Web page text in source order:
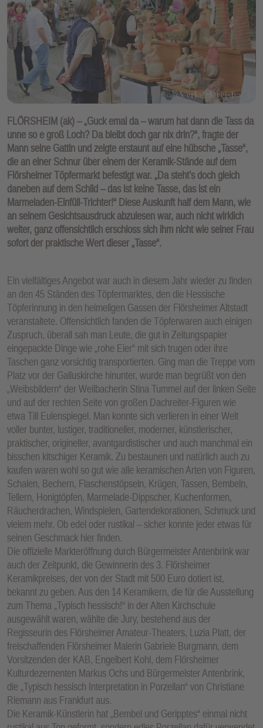
FLÖRSHEIM (ak) – „Guck emal da – warum hat dann die Tass da
unne so e groß Loch? Da bleibt doch gar nix drin?“, fragte der
Mann seine Gattin und zeigte erstaunt auf eine hübsche „Tasse“,
die an einer Schnur über einem der Keramik-Stände auf dem
Flörsheimer Töpfermarkt befestigt war. „Da steht’s doch gleich
daneben auf dem Schild – das ist keine Tasse, das ist ein
Marmeladen-Einfüll-Trichter!“ Diese Auskunft half dem Mann, wie
an seinem Gesichtsausdruck abzulesen war, auch nicht wirklich
weiter, ganz offensichtlich erschloss sich ihm nicht wie seiner Frau
sofort der praktische Wert dieser „Tasse“.
Ein vielfältiges Angebot war auch in diesem Jahr wieder zu finden
an den 45 Ständen des Töpfermarktes, den die Hessische
Töpferinnung in den heimeligen Gassen der Flörsheimer Altstadt
veranstaltete. Offensichtlich fanden die Töpferwaren auch einigen
Zuspruch, überall sah man Leute, die gut in Zeitungspapier
eingepackte Dinge wie „rohe Eier“ mit sich trugen oder ihre
Taschen ganz vorsichtig transportierten. Ging man die Treppe vom
Platz vor der Galluskirche hinunter, wurde man begrüßt von den
„Weibsbildern“ der Weilbacherin Stina Tummel auf der linken Seite
und auf der rechten Seite von großen Dachreiter-Figuren wie
etwa Till Eulenspiegel. Man konnte sich verlieren in einer Welt
voller bunter, lustiger, traditioneller, moderner, künstlerischer,
praktischer, origineller, avantgardistischer und auch manchmal ein
bisschen kitschiger Keramik. Zu bestaunen und natürlich auch zu
kaufen waren wohl so gut wie alle keramischen Arten von Figuren,
Schalen, Bechern, Flaschenstöpseln, Krügen, Tassen, Bembeln,
Tellern, Honigtöpfen, Marmelade-Dippscher, Kuchenformen,
Räucherdrachen, Windspielen, Gartendekorationen, Schmuck und
vielem mehr. Ob edel oder rustikal – sicher konnte jeder etwas für
seinen Geschmack hier finden.
Die offizielle Markteröffnung durch Bürgermeister Antenbrink war
auch der Zeitpunkt, die Gewinnerin des 3. Flörsheimer
Keramikpreises, der von der Stadt mit 500 Euro dotiert ist,
bekannt zu geben. Aus den 14 Keramikern, die für die Ausstellung
zum Thema „Typisch hessisch!“ in der Alten Kirchschule
ausgewählt waren, wählte die Jury, bestehend aus der
Regisseurin des Flörsheimer Amateur-Theaters, Luzia Platt, der
freischaffenden Flörsheimer Malerin Gabriele Burgmann, dem
Vorsitzenden der KAB, Engelbert Kohl, dem Flörsheimer
Kulturdezernenten Markus Ochs und Bürgermeister Antenbrink,
die „Typisch hessisch Interpretation in Porzellan“ von Christiane
Riemann aus Frankfurt aus.
Die Keramik-Künstlerin hat „Bembel und Geripptes“ einmal nicht